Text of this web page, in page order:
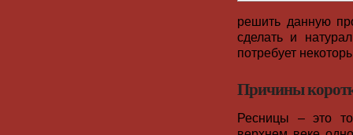
решить данную
сделать и
потребует
Причины
Ресницы – это